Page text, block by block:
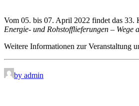
Vom 05. bis 07. April 2022 findet das 33.
Energie- und Rohstofflieferungen – Wege
Weitere Informationen zur Veranstaltung
by admin